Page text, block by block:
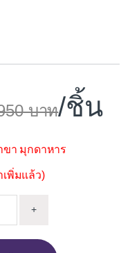
/ชิ้น
ขา มุกดาหาร
พิ่มแล้ว)
+